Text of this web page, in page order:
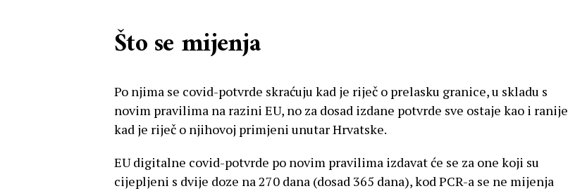
Što se mijenja
Po njima se covid-potvrde skraćuju kad je riječ o prelasku granice, u skladu s
novim pravilima na razini EU, no za dosad izdane potvrde sve ostaje kao i ranije
kad je riječ o njihovoj primjeni unutar Hrvatske.
EU digitalne covid-potvrde po novim pravilima izdavat će se za one koji su
cijepljeni s dvije doze na 270 dana (dosad 365 dana), kod PCR-a se ne mijenja